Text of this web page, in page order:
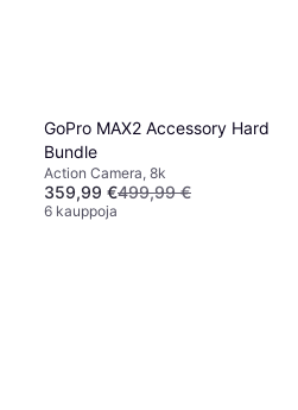
GoPro MAX2 Accessory Hard
Bundle
Action Camera, 8k
359,99 €499,99 €
6 kauppoja